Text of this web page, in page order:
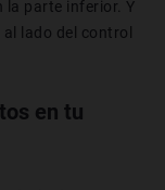
la parte inferior. Y
lado del control
en tu